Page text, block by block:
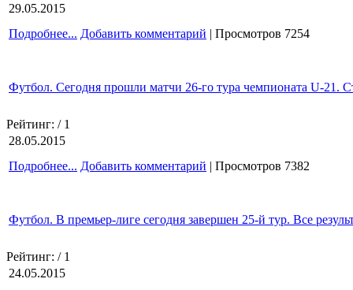
29.05.2015
Подробнее... Добавить комментарий | Просмотров 7254
Футбол. Сегодня прошли матчи 26-го тура чемпионата U-21.
Рейтинг: / 1
28.05.2015
Подробнее... Добавить комментарий | Просмотров 7382
Футбол. В премьер-лиге сегодня завершен 25-й тур. Все
Рейтинг: / 1
24.05.2015